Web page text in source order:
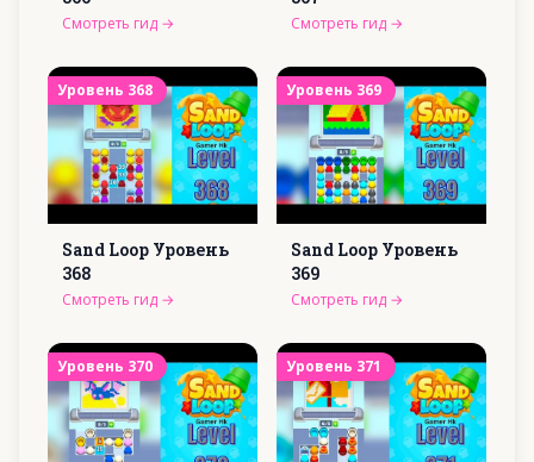
Смотреть гид → Смотреть гид →
Уровень 368
Sand Loop Уровень
368
Смотреть гид →
Уровень 369
Sand Loop Уровень
369
Смотреть гид →
Уровень 370 Уровень 371